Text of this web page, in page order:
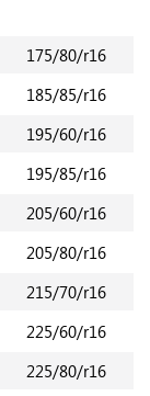
175/80/r16
185/85/r16
195/60/r16
195/85/r16
205/60/r16
205/80/r16
215/70/r16
225/60/r16
225/80/r16